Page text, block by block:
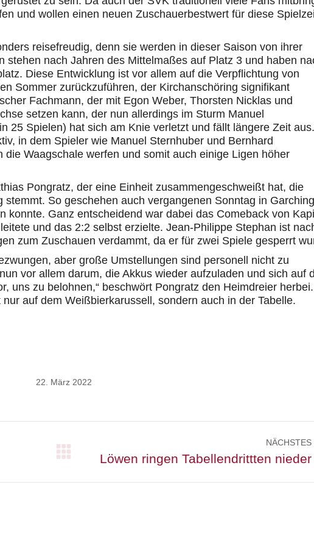
und wollen einen neuen Zuschauerbestwert für diese
reisefreudig, denn sie werden in dieser Saison von ihrer
stehen nach Jahren des Mittelmaßes auf Platz 3 und haben
Diese Entwicklung ist vor allem auf die Verpflichtung von
Sommer zurückzuführen, der Kirchanschöring signifikant
Fachmann, der mit Egon Weber, Thorsten Nicklas und
setzen kann, der nun allerdings im Sturm Manuel
25 Spielen) hat sich am Knie verletzt und fällt längere Zeit aus.
in dem Spieler wie Manuel Sternhuber und Bernhard
Waagschale werfen und somit auch einige Ligen höher
Pongratz, der eine Einheit zusammengeschweißt hat, die
So geschehen auch vergangenen Sonntag in
konnte. Ganz entscheidend war dabei das Comeback von
und das 2:2 selbst erzielte. Jean-Philippe Stephan ist
zum Zuschauen verdammt, da er für zwei Spiele gesperrt
aber große Umstellungen sind personell nicht zu
vor allem darum, die Akkus wieder aufzuladen und sich auf
uns zu belohnen,“ beschwört Pongratz den Heimdreier
auf dem Weißbierkarussell, sondern auch in der Tabelle.
22. März 2022
NÄCHSTES
Nächster
Löwen ringen Tabellendrittten nieder